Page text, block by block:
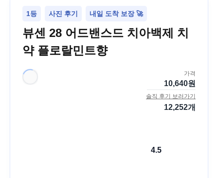
1등 사진 후기 내일 도착 보장 🚀
뷰센 28 어드밴스드 치아백제 치
약 플로랄민트향
가격
10,640원
솔직 후기 보러가기
12,252개
4.5